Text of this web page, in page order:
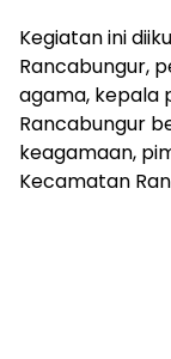
Kegiatan ini
Rancabungur,
agama, kepala
Rancabungur
keagamaan,
Kecamatan